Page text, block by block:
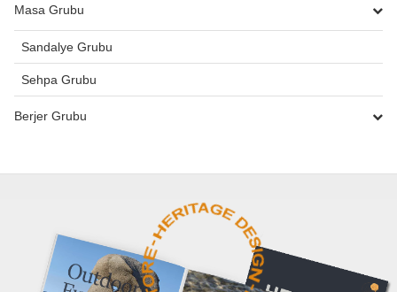
Masa Grubu
Sandalye Grubu
Sehpa Grubu
Berjer Grubu